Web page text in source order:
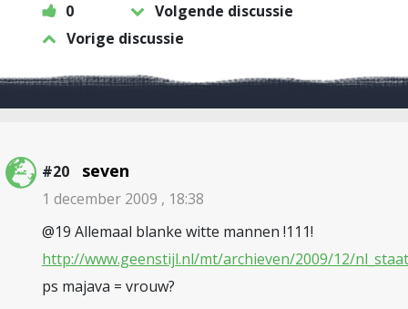
0
Volgende discussie
Vorige discussie
#20 seven
1 december 2009 , 18:38
@19 Allemaal blanke witte mannen !111!
http://www.geenstijl.nl/mt/archieven/2009/12/
ps majava = vrouw?